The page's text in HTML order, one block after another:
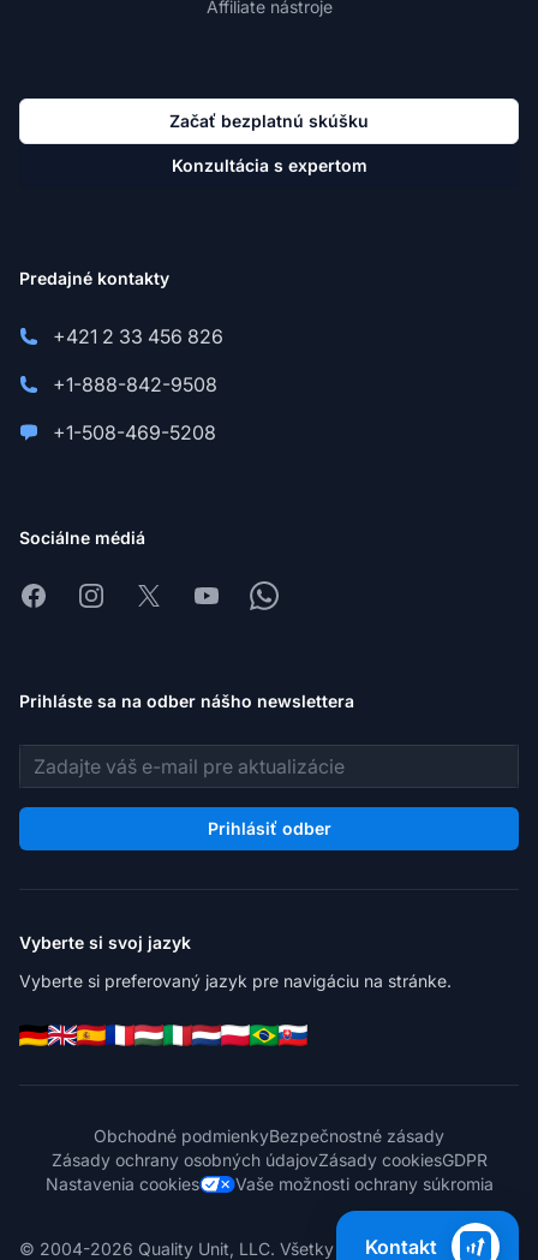
Affiliate nástroje
Začať bezplatnú skúšku
Konzultácia s expertom
Predajné kontakty
+421 2 33 456 826
+1-888-842-9508
+1-508-469-5208
Sociálne médiá
FacebookInstagram
X YoutubeWhatsapp
Prihláste sa na odber nášho newslettera
E-mailová adresa
Prihlásiť odber
Vyberte si svoj jazyk
Vyberte si preferovaný jazyk pre navigáciu na stránke.
Obchodné podmienkyBezpečnostné zásady
Zásady ochrany osobných údajovZásady cookiesGDPR
Nastavenia cookies
Vaše možnosti ochrany súkromia
© 2004-2026 Quality Unit, LLC. Všetky práva vyhradené.
Kontakt